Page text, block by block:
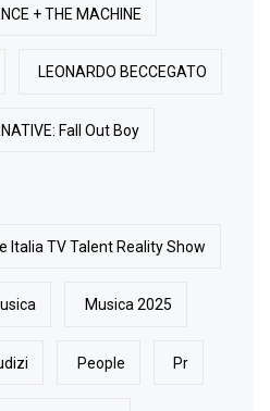
+ THE MACHINE
LEONARDO BECCEGATO
Fall Out Boy
Italia TV Talent Reality Show
Musica 2025
People Pr